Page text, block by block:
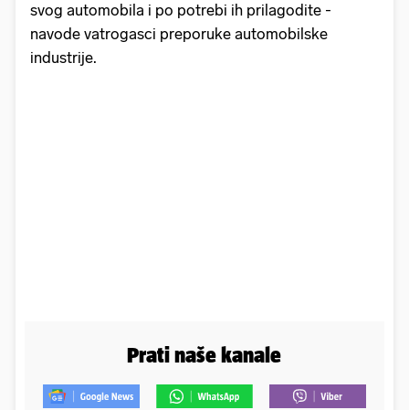
svog automobila i po potrebi ih prilagodite -
navode vatrogasci preporuke automobilske
industrije.
Prati naše kanale